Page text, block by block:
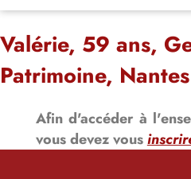
Valérie, 59 ans,
Patrimoine,
Afin d'accéder à
vous devez vous